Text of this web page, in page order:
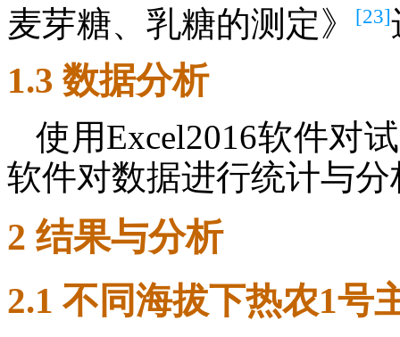
麦芽糖、乳糖的测定》
[23]
1.3 数据分析
使用Excel2016软件对
软件对数据进行统计与分
2 结果与分析
2.1 不同海拔下热农1号